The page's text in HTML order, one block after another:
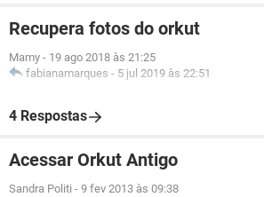
Recupera fotos do orkut
Mamy - 19 ago 2018 às 21:25
fabianamarques - 5 jul 2019 às 22:51
4 Respostas
Acessar Orkut Antigo
Sandra Politi - 9 fev 2013 às 09:38